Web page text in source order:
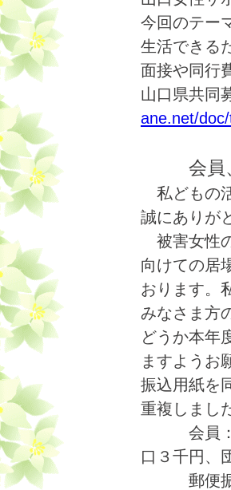
今回のテー
生活できる
面接や同行
山口県共同
ane.net/
会員
私どもの
誠にありが
被害女性
向けての居
おります。
みなさま方
どうか本年
ますよう
振込用紙を
重複しまし
会員：年
口３千円、
郵便振